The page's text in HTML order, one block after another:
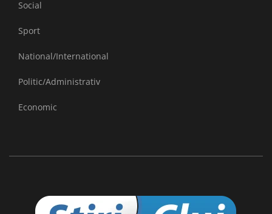
Social
Sport
National/International
Politic/Administrativ
Economic